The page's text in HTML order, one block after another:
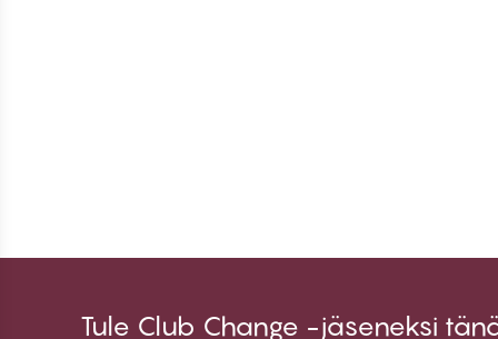
Tule Club Change -jäseneksi